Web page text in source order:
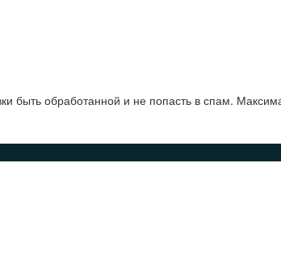
быть обработанной и не попасть в спам.